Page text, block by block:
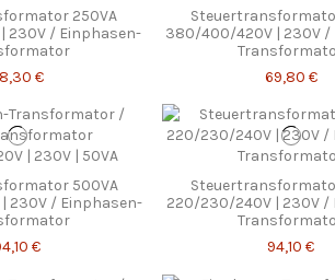
250VA
230V / Einphasen-
€
380/400/420V | 230V /
69,80 €
500VA
230V / Einphasen-
€
220/230/240V | 230V /
94,10 €